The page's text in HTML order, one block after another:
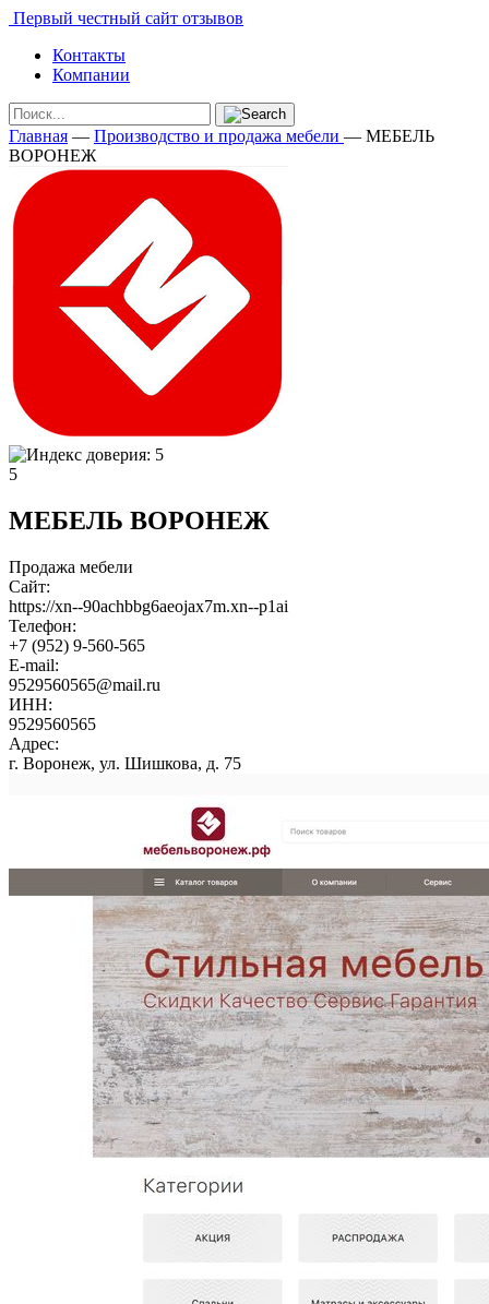
Первый честный сайт отзывов
Контакты
Компании
Главная — Производство и продажа мебели — МЕБЕЛЬ
ВОРОНЕЖ
5
МЕБЕЛЬ ВОРОНЕЖ
Продажа мебели
Сайт:
https://xn--90achbbg6aeojax7m.xn--p1ai
Телефон:
+7 (952) 9-560-565
E-mail:
9529560565@mail.ru
ИНН:
9529560565
Адрес:
г. Воронеж, ул. Шишкова, д. 75